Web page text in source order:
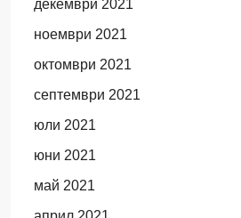
декември 2021
ноември 2021
октомври 2021
септември 2021
юли 2021
юни 2021
май 2021